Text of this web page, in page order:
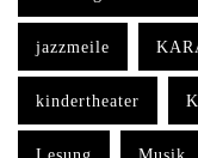
jazzmeile
kindertheater